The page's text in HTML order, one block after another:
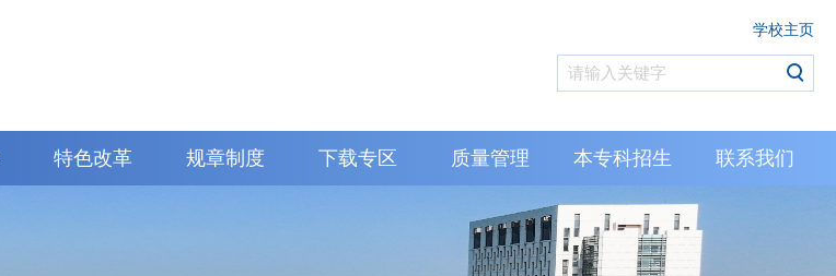
学校主页
特色改革 规章制度 下载专区 质量管理 本专科招生 联系我们